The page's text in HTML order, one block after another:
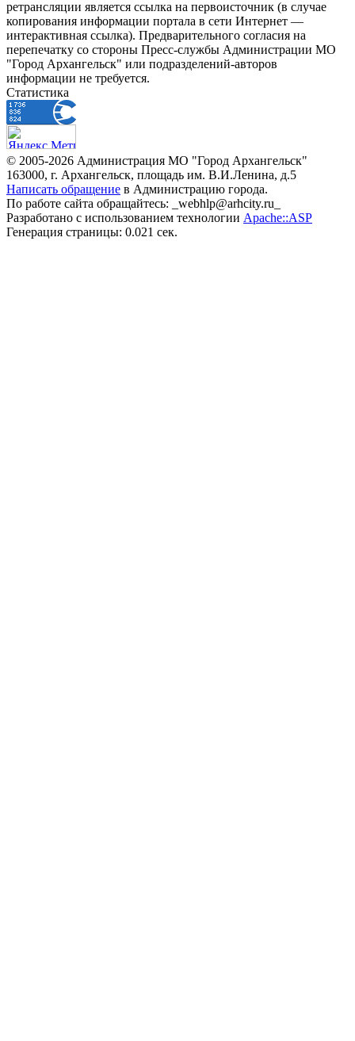
ретрансляции является ссылка на первоисточник (в случае
копирования информации портала в сети Интернет —
интерактивная ссылка). Предварительного согласия на
перепечатку со стороны Пресс-службы Администрации МО
"Город Архангельск" или подразделений-авторов
информации не требуется.
Статистика
© 2005-2026 Администрация МО "Город Архангельск"
163000, г. Архангельск, площадь им. В.И.Ленина, д.5
Написать обращение в Администрацию города.
По работе сайта обращайтесь: _webhlp@arhcity.ru_
Разработано с использованием технологии Apache::ASP
Генерация страницы: 0.021 сек.